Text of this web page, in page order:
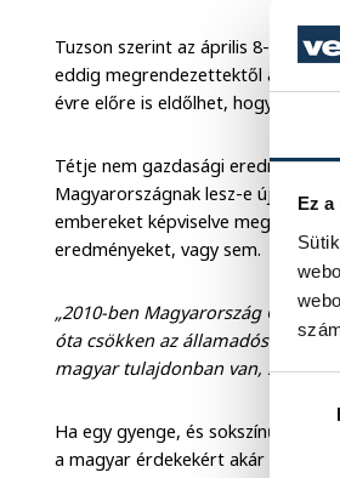
Ez
Tuzson szerint az április 8-i
eddig megrendezettektől abban
évre előre is eldőlhet, hogy milyen
Tétje nem gazdasági
Magyarországnak lesz-e újra erős
embereket képviselve meg tudja-e
eredményeket, vagy sem.
„2010-ben Magyarország
óta csökken az államadósság,
magyar tulajdonban van, szóval
Ha egy gyenge, és sokszínű
a magyar érdekekért akár